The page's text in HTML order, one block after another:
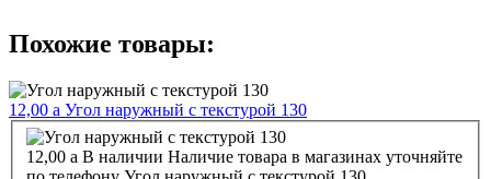
Похожие товары:
12,00 a Угол наружный с текстурой 130
12,00 a В наличии Наличие товара в магазинах уточняйте